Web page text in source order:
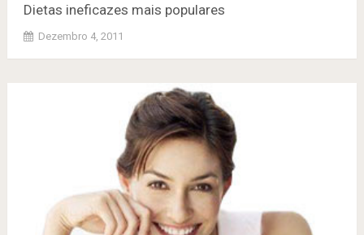
Dietas ineficazes mais populares
Dezembro 4, 2011